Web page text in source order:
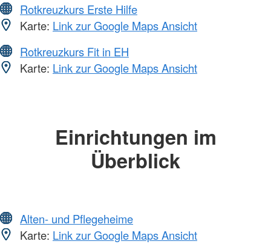
Rotkreuzkurs Erste Hilfe
Karte: Link zur Google Maps Ansicht
Rotkreuzkurs Fit in EH
Karte: Link zur Google Maps Ansicht
Einrichtungen im
Überblick
Alten- und Pflegeheime
Karte: Link zur Google Maps Ansicht